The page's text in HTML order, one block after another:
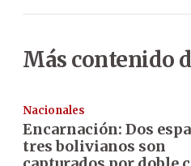
Más contenido
Nacionales
Encarnación: Dos
tres bolivianos son